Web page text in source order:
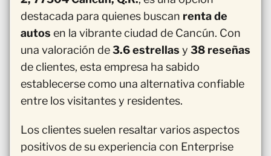
destacada para quienes buscan renta de
autos en la vibrante ciudad de Cancún. Con
una valoración de3.6 estrellas y 38 reseñas
de clientes, esta empresa ha sabido
establecerse como una alternativa confiable
entre los visitantes y residentes.
Los clientes suelen resaltar varios aspectos
positivos de su experiencia con Enterprise